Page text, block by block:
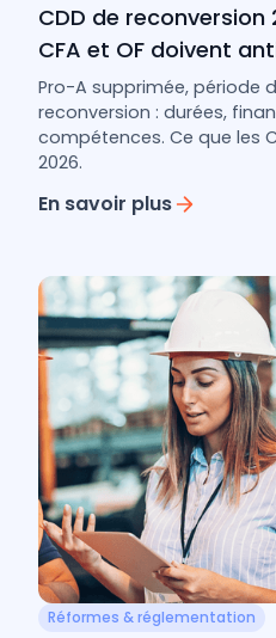
CDD de reconversion
CFA et OF doivent
Pro-A supprimée, période
reconversion : durées,
compétences. Ce que les
2026.
En savoir plus
Réformes & réglementation